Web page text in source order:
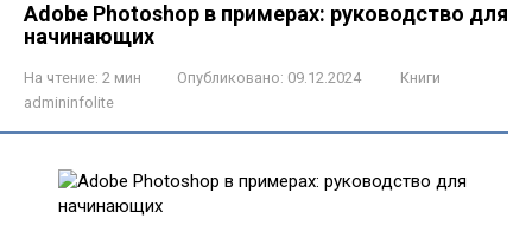
Adobe Photoshop в примерах: руководство для
начинающих
На чтение: 2 мин Опубликовано: 09.12.2024
Книги
admininfolite